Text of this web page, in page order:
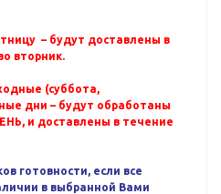
– будут доставлены в
вторник.
(суббота,
дни – будут обработаны
и доставлены в течение
готовности, если все
в выбранной Вами